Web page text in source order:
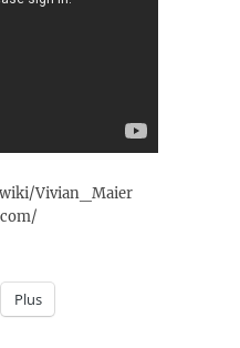
Vivian_Maier
Plus